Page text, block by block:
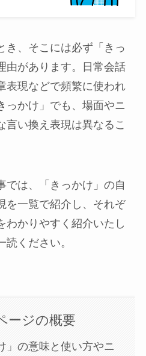
き、そこには必ず「きっ
由があります。日常会話
表現などで頻繁に使われ
っかけ」でも、場面やニ
言い換え表現は異なるこ
では、「きっかけ」の自
を一覧で紹介し、それぞ
わかりやすく紹介いたし
ください。
ージの概要
」の意味と使い方やニ